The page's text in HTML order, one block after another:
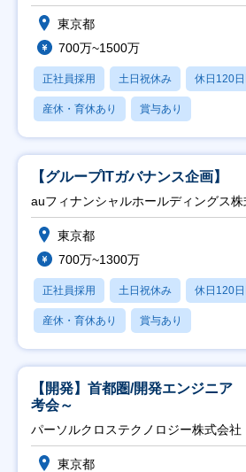
東京都
700万~1500万
正社員採用 土日祝休み 休日120
産休・育休あり 賞与あり
【グループITガバナンス企画】
auフィナンシャルホールディングス株
東京都
700万~1300万
正社員採用 土日祝休み 休日120
産休・育休あり 賞与あり
【開発】首都圏/開発エンジニ
考会～
パーソルクロステクノロジー株式会社
東京都